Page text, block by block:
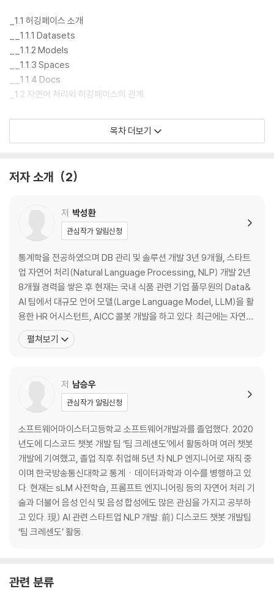
_1.1 허깅페이스 소개
__1.1.1 Datasets
__1.1.2 Models
__1.1.3 Spaces
__1.1.4 Docs
_1.2 자연어 처리와 허깅페이스의 관계
2 환경 구축
__2.1.2 새 노트북 만들기
__2.1.4 파일 저장
__2.1.5 깃 코드 열기
_2.2 구글 드라이브 마운트
3 허깅페이스 주요 라이브러리
_3.1 Datasets 라이브러리
__3.1.1 Datasets 설치
__3.1.2 Datasets 실습
_3.2 Transformers 라이브러리
__3.2.3 DataCollator
__3.2.4 Model
__3.2.6 Trainer, TrainingArguments
__3.2.7 Pipeline
_3.3 미세조정
__3.3.1 토크나이저와 모델 준비
__3.3.2 데이터 준비 및 전처리
__3.3.3 학습 파라미터 선정
__3.3.4 학습 진행
__3.3.5 성능 평가
__3.4.1 push_to_hub()
목차 더보기
저자 소개 2
저 박성환
관심작가 알림신청
통계학을 전공하였으며 DB 관리 및 솔루션 개발 3년 9개월, 스타트
업 자연어 처리(Natural Language Processing, NLP) 개발 2년
8개월 경력을 쌓은 후 현재는 국내 식품 관련 기업 풀무원의 Data&
AI 팀에서 대규모 언어 모델(Large Language Model, LLM)을 활
용한 HR 어시스턴트, AICC 콜봇 개발을 하고 있다. 최근에는 자연어
처리 관련 모델과 LLM에 관해 주로 공부 중이며 항상 아는 지식을 공
유하고 모르는 지식은 배우려는 자세로 임하고 있다. 現) 풀무원 Dat
펼쳐보기
저 남승우
관심작가 알림신청
소프트웨어마이스터고등학교 소프트웨어개발과를 졸업했다. 2020
년도에 디스코드 챗봇 개발 팀 ‘팀 크레센도’에서 활동하며 여러 챗봇
개발에 기여했고, 졸업 직후 취업해 5년 차 NLP 엔지니어로 재직 중
이며 한국방송통신대학교 통계ㆍ데이터과학과 이수를 병행하고 있
다. 현재는 sLM 사전학습, 프롬프트 엔지니어링 등의 자연어 처리 기
술과 더불어 음성 인식 및 음성 합성에도 많은 관심을 가지고 공부하
고 있다. 現) AI 관련 스타트업 NLP 개발. 前) 디스코드 챗봇 개발팀
‘팀 크레센도’ 활동.
관련 분류